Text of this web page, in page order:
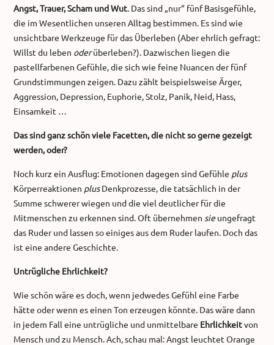
Angst, Trauer, Scham und Wut. Das sind „nur“ fünf Basisgefühle,
die im Wesentlichen unseren Alltag bestimmen. Es sind wie
unsichtbare Werkzeuge für das Überleben (Aber ehrlich gefragt:
Willst du leben oderüberleben?). Dazwischen liegen die
pastellfarbenen Gefühle, die sich wie feine Nuancen der fünf
Grundstimmungen zeigen. Dazu zählt beispielsweise Ärger,
Aggression, Depression, Euphorie, Stolz, Panik, Neid, Hass,
Einsamkeit …
Das sind ganz schön viele Facetten, die nicht so gerne gezeigt
werden, oder?
Noch kurz ein Ausflug: Emotionen dagegen sind Gefühle plus
Körperreaktionen plusDenkprozesse, die tatsächlich in der
Summe schwerer wiegen und die viel deutlicher für die
Mitmenschen zu erkennen sind. Oft übernehmen sieungefragt
das Ruder und lassen so einiges aus dem Ruder laufen. Doch das
ist eine andere Geschichte.
Untrügliche Ehrlichkeit?
Wie schön wäre es doch, wenn jedwedes Gefühl eine Farbe
hätte oder wenn es einen Ton erzeugen könnte. Das wäre dann
in jedem Fall eine untrügliche und unmittelbare Ehrlichkeitvon
Mensch und zu Mensch. Ach, schau mal: Angst leuchtet Orange